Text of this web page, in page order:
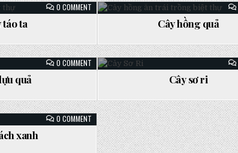
0 COMMENTON
CÂY
táo ta
in
Cây hồng quả
0 COMMENTON
CÂY
quả
in
Cây sơ ri
0 COMMENTON
CÂY
BÁCH
XANH
xanh